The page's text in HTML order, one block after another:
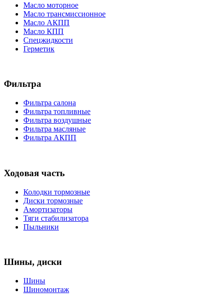
Масло моторное
Масло трансмиссионное
Масло АКПП
Масло КПП
Спецжидкости
Герметик
Фильтра
Фильтра салона
Фильтра топливные
Фильтра воздушные
Фильтра масляные
Фильтра АКПП
Ходовая часть
Колодки тормозные
Диски тормозные
Амортизаторы
Тяги стабилизатора
Пыльники
Шины, диски
Шины
Шиномонтаж